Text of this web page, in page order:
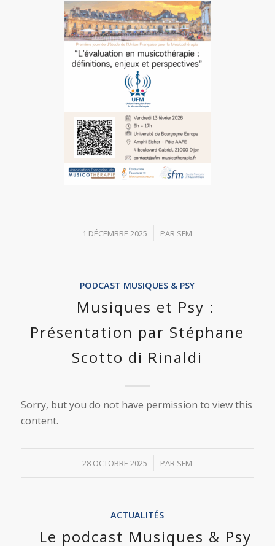
1 DÉCEMBRE 2025
/ PAR SFM
PODCAST MUSIQUES & PSY
Musiques et Psy :
Présentation par Stéphane
Scotto di Rinaldi
Sorry, but you do not have permission to view this
content.
28 OCTOBRE 2025
/ PAR SFM
ACTUALITÉS
Le podcast Musiques & Psy